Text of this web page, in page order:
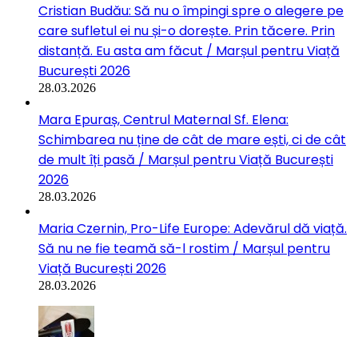
Cristian Budău: Să nu o împingi spre o alegere pe
care sufletul ei nu și-o dorește. Prin tăcere. Prin
distanță. Eu asta am făcut / Marșul pentru Viață
București 2026
28.03.2026
Mara Epuraș, Centrul Maternal Sf. Elena:
Schimbarea nu ține de cât de mare ești, ci de cât
de mult îți pasă / Marșul pentru Viață București
2026
28.03.2026
Maria Czernin, Pro-Life Europe: Adevărul dă viață.
Să nu ne fie teamă să-l rostim / Marșul pentru
Viață București 2026
28.03.2026